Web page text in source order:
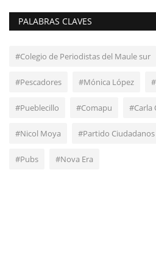
PALABRAS CLAVES
#Colegio de Periodistas del Maule sur
#Pescadores #Mónica López
#Pueblecillo #Comapu #Carla
#Nicol Moya #Partido Ciudadanos
#Pubs #Nova Era